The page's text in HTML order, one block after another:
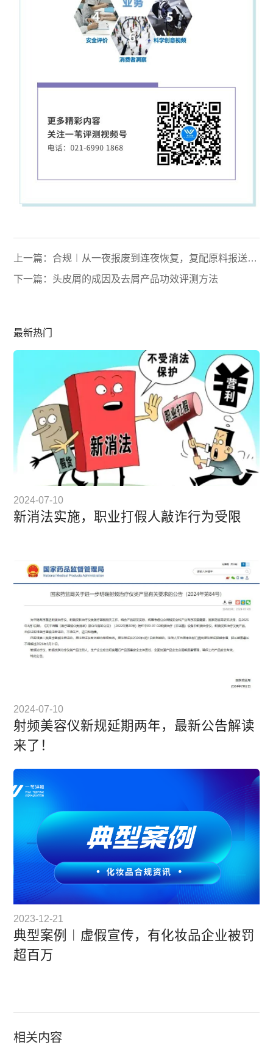
上一篇：合规︱从一夜报废到连夜恢复，复配原料报送码又行了？
下一篇：头皮屑的成因及去屑产品功效评测方法
最新热门
2024-07-10
新消法实施，职业打假人敲诈行为受限
2024-07-10
射频美容仪新规延期两年，最新公告解读
来了！
2023-12-21
典型案例︱虚假宣传，有化妆品企业被罚
超百万
相关内容